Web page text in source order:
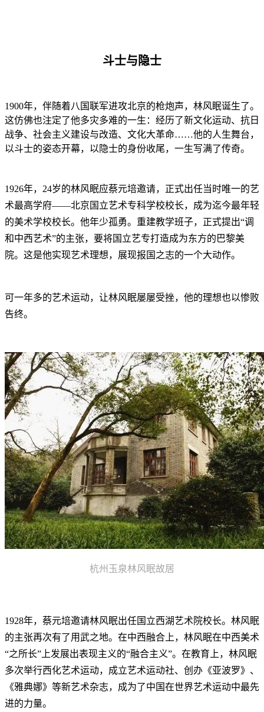
斗士与隐士
1900年，伴随着八国联军进攻北京的枪炮声，林风眠诞生了。
这仿佛也注定了他多灾多难的一生：经历了新文化运动、抗日
战争、社会主义建设与改造、文化大革命……他的人生舞台，
以斗士的姿态开幕，以隐士的身份收尾，一生写满了传奇。
1926年，24岁的林风眠应蔡元培邀请，正式出任当时唯一的艺
术最高学府——北京国立艺术专科学校校长，成为迄今最年轻
的美术学校校长。他年少孤勇。重建教学班子，正式提出“调
和中西艺术”的主张，要将国立艺专打造成为东方的巴黎美
院。这是他实现艺术理想，展现报国之志的一个大动作。
可一年多的艺术运动，让林风眠屡屡受挫，他的理想也以惨败
告终。
杭州玉泉林风眠故居
1928年，蔡元培邀请林风眠出任国立西湖艺术院校长。林风眠
的主张再次有了用武之地。在中西融合上，林风眠在中西美术
“之所长”上发展出表现主义的“融合主义”。在教育上，林风眠
多次举行西化艺术运动，成立艺术运动社、创办《亚波罗》、
《雅典娜》等新艺术杂志，成为了中国在世界艺术运动中最先
进的力量。